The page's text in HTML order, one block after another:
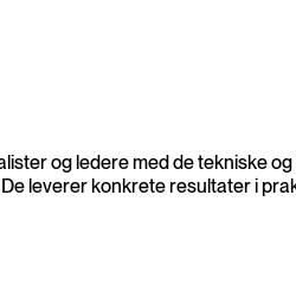
og ledere med de tekniske
leverer konkrete resultater i